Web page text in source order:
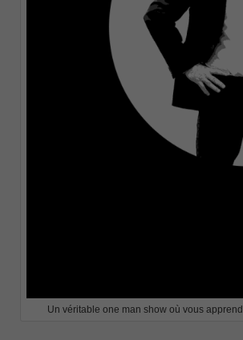
Un véritable one man show où vous